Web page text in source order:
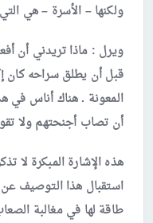
ولكنها – الأسرة – هي
ويرل : ماذا تريدني أن
قبل أن يطلق سراحه كان
المعونة . هناك أناس في
أن تصاب أجنحتهم ولا
هذه الإشارة المبكرة لا
استقبال هذا التوصيف عن
طاقة لها في مغالبة